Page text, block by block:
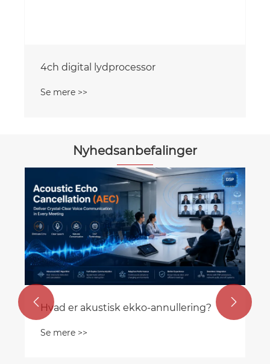
4ch digital lydprocessor
Se mere >>
Nyhedsanbefalinger
Hvad er akustisk ekko-annullering?
Se mere >>
 